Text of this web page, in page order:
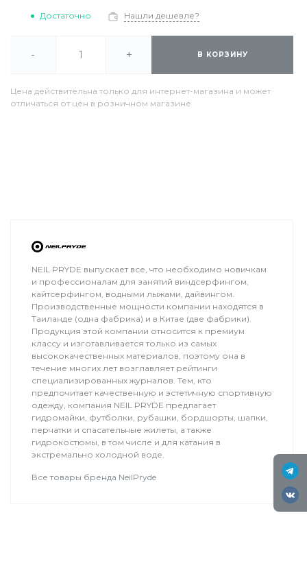
Достаточно Нашли дешевле?
- + В КОРЗИНУ
Цена действительна только для интернет-магазина и может
отличаться от цен в розничном магазине
NEIL PRYDE выпускает все, что необходимо новичкам
и профессионалам для занятий виндсерфингом,
кайтсерфингом, водными лыжами, дайвингом.
Производственные мощности компании находятся в
Таиланде (одна фабрика) и в Китае (две фабрики).
Продукция этой компании относится к премиум
классу и изготавливается только из самых
высококачественных материалов, поэтому она в
течение многих лет возглавляет рейтинги
специализированных журналов. Тем, кто
предпочитает качественную и эстетичную спортивную
одежду, компания NEIL PRYDE предлагает
гидромайки, футболки, рубашки, бордшорты, шапки,
перчатки и спасательные жилеты, а также
гидрокостюмы, в том числе и для катания в
экстремально холодной воде.
Все товары бренда NeilPryde